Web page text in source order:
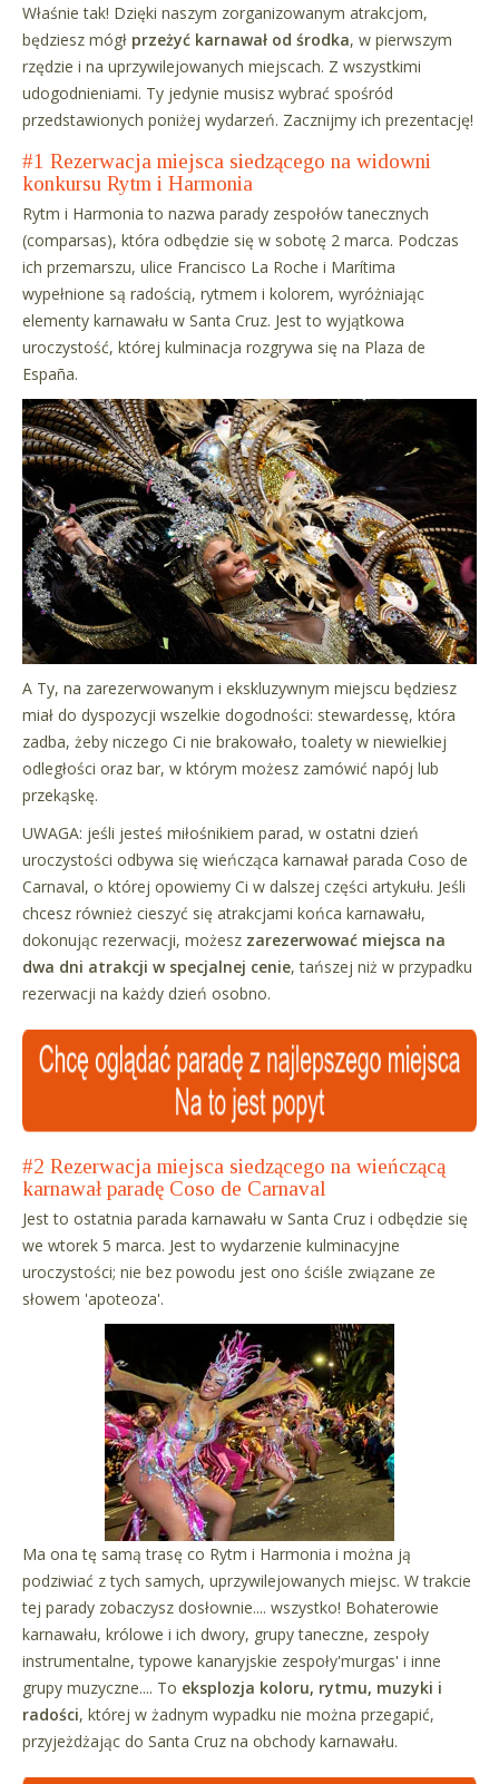
Właśnie tak! Dzięki naszym zorganizowanym atrakcjom,
będziesz mógł przeżyć karnawał od środka, w pierwszym
rzędzie i na uprzywilejowanych miejscach. Z wszystkimi
udogodnieniami. Ty jedynie musisz wybrać spośród
przedstawionych poniżej wydarzeń. Zacznijmy ich prezentację!
#1 Rezerwacja miejsca siedzącego na widowni
konkursu Rytm i Harmonia
Rytm i Harmonia to nazwa parady zespołów tanecznych
(comparsas), która odbędzie się w sobotę 2 marca. Podczas
ich przemarszu, ulice Francisco La Roche i Marítima
wypełnione są radością, rytmem i kolorem, wyróżniając
elementy karnawału w Santa Cruz. Jest to wyjątkowa
uroczystość, której kulminacja rozgrywa się na Plaza de
España.
A Ty, na zarezerwowanym i ekskluzywnym miejscu będziesz
miał do dyspozycji wszelkie dogodności: stewardessę, która
zadba, żeby niczego Ci nie brakowało, toalety w niewielkiej
odległości oraz bar, w którym możesz zamówić napój lub
przekąskę.
UWAGA: jeśli jesteś miłośnikiem parad, w ostatni dzień
uroczystości odbywa się wieńcząca karnawał parada Coso de
Carnaval, o której opowiemy Ci w dalszej części artykułu. Jeśli
chcesz również cieszyć się atrakcjami końca karnawału,
dokonując rezerwacji, możesz zarezerwować miejsca na
dwa dni atrakcji w specjalnej cenie, tańszej niż w przypadku
rezerwacji na każdy dzień osobno.
#2 Rezerwacja miejsca siedzącego na wieńczącą
karnawał paradę Coso de Carnaval
Jest to ostatnia parada karnawału w Santa Cruz i odbędzie się
we wtorek 5 marca. Jest to wydarzenie kulminacyjne
uroczystości; nie bez powodu jest ono ściśle związane ze
słowem 'apoteoza'.
Ma ona tę samą trasę co Rytm i Harmonia i można ją
podziwiać z tych samych, uprzywilejowanych miejsc. W trakcie
tej parady zobaczysz dosłownie.... wszystko! Bohaterowie
karnawału, królowe i ich dwory, grupy taneczne, zespoły
instrumentalne, typowe kanaryjskie zespoły'murgas' i inne
grupy muzyczne.... To eksplozja koloru, rytmu, muzyki i
radości, której w żadnym wypadku nie można przegapić,
przyjeżdżając do Santa Cruz na obchody karnawału.